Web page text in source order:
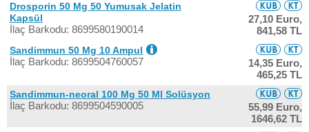
Drosporin 50 Mg 50 Yumusak Jelatin
Kapsül
İlaç Barkodu: 8699580190014
27,10 Euro,
841,58 TL
Sandimmun 50 Mg 10 Ampul
İlaç Barkodu: 8699504760057
14,35 Euro,
465,25 TL
Sandimmun-neoral 100 Mg 50 Ml Solüsyon
İlaç Barkodu: 8699504590005
55,99 Euro,
1646,62 TL